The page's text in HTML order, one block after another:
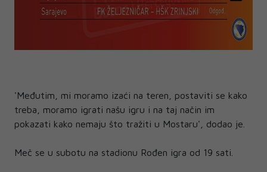
'Međutim, mi moramo izaći na teren, postaviti se kako
treba, moramo igrati našu igru i na taj način im
pokazati kako nemaju što tražiti u Mostaru', dodao je.
Meč se u subotu na stadionu Rođen igra od 19 sati.